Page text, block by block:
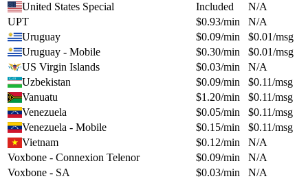
United States Special
Included
N/A
UPT
$0.93/min
N/A
Uruguay
$0.09/min $0.01/msg
Uruguay - Mobile
$0.30/min $0.01/msg
US Virgin Islands
$0.03/min
N/A
Uzbekistan
$0.09/min $0.11/msg
Vanuatu
$1.20/min $0.11/msg
Venezuela
$0.05/min $0.11/msg
Venezuela - Mobile
$0.15/min $0.11/msg
Vietnam
$0.12/min
N/A
Voxbone - Connexion Telenor
$0.09/min
N/A
Voxbone - SA
$0.03/min
N/A